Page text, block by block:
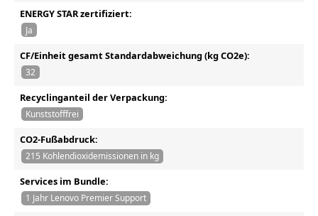
ENERGY STAR zertifiziert:
Ja
CF/Einheit gesamt Standardabweichung (kg CO2e):
32
Recyclinganteil der Verpackung:
Kunststofffrei
CO2-Fußabdruck:
215 Kohlendioxidemissionen in kg
Services im Bundle:
1 Jahr Lenovo Premier Support